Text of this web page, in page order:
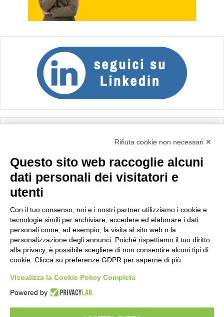
Importo netto (€):
Calcola
Scorporo IVA
Rifiuta cookie non necessari ✕
Questo sito web raccoglie alcuni
dati personali dei visitatori e
utenti
Con il tuo consenso, noi e i nostri partner utilizziamo i cookie e
tecnologie simili per archiviare, accedere ed elaborare i dati
personali come, ad esempio, la visita al sito web o la
personalizzazione degli annunci. Poiché rispettiamo il tuo diritto
alla privacy, è possibile scegliere di non consentire alcuni tipi di
cookie. Clicca su preferenze GDPR per saperne di più.
Visualizza la Cookie Policy Completa
Powered by